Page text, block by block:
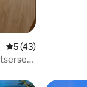
Gemiddelde
5 (43)